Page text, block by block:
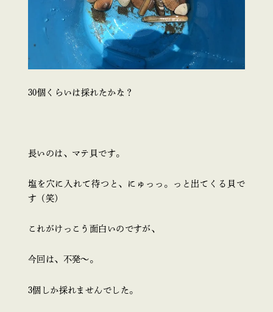
30個くらいは採れたかな？
長いのは、マテ貝です。
塩を穴に入れて待つと、にゅっっ。っと出てくる貝で
す（笑）
これがけっこう面白いのですが、
今回は、不発～。
3個しか採れませんでした。